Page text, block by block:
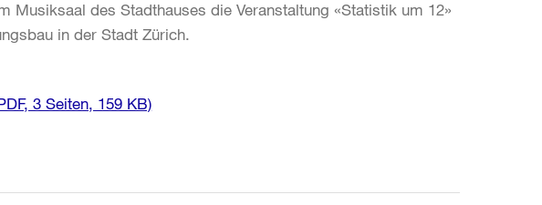
Musiksaal des Stadthauses die Veranstaltung «Statistik um 12»
in der Stadt Zürich.
3 Seiten, 159 KB)